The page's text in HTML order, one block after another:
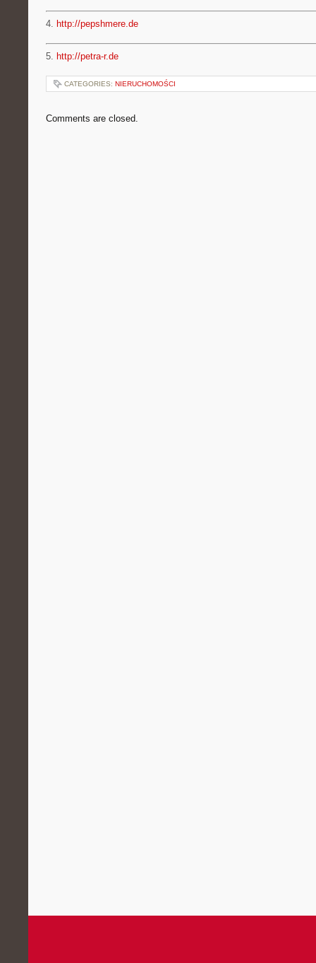
4. http://pepshmere.de
5. http://petra-r.de
CATEGORIES: NIERUCHOMOŚCI
Comments are closed.